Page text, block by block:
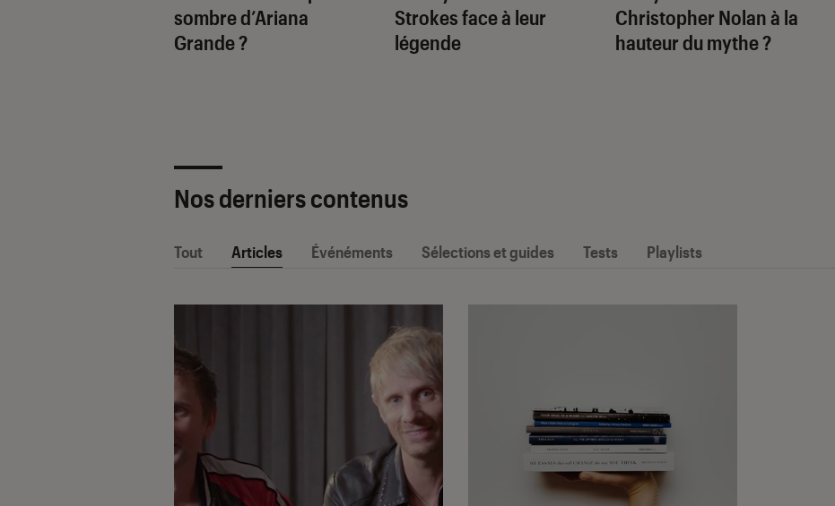
sombre d’Ariana
Grande ?
Strokes face à leur
légende
Christopher Nolan à la
hauteur du mythe ?
Nos derniers contenus
Tout Articles Événéments Sélections et guides Tests Playlists